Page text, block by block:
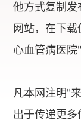
他方式复制发
网站，在下
心血管病医院
凡本网注明"
出于传递更